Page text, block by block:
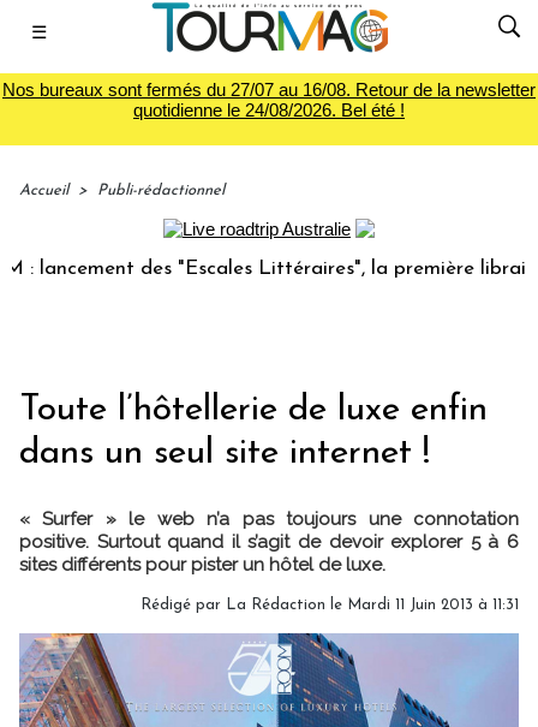
☰
Nos bureaux sont fermés du 27/07 au 16/08. Retour de la newsletter
quotidienne le 24/08/2026. Bel été !
Accueil > Publi-rédactionnel
des "Escales Littéraires", la première librairie
Toute l’hôtellerie de luxe enfin
dans un seul site internet !
« Surfer » le web n’a pas toujours une connotation
positive. Surtout quand il s’agit de devoir explorer 5 à 6
sites différents pour pister un hôtel de luxe.
Rédigé par La Rédaction le Mardi 11 Juin 2013 à 11:31